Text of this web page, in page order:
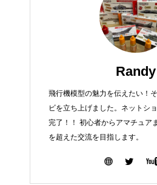
Randy
飛行機模型の魅力を伝えたい！
ビを立ち上げました。ネットシ
完了！！ 初心者からアマチュア
を超えた交流を目指します。